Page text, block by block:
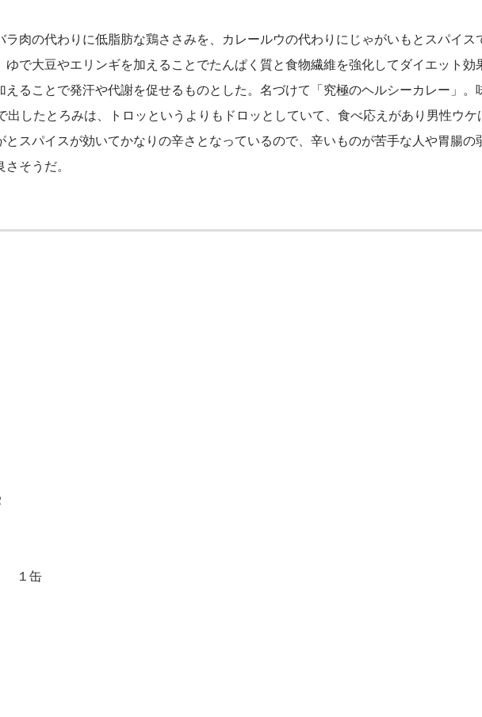
肉の代わりに低脂肪な鶏ささみを、カレールウの代わりにじゃがいもとスパイス
で大豆やエリンギを加えることでたんぱく質と食物繊維を強化してダイエット効
ることで発汗や代謝を促せるものとした。名づけて「究極のヘルシーカレー」。
出したとろみは、トロッというよりもドロッとしていて、食べ応えがあり男性ウケ
スパイスが効いてかなりの辛さとなっているので、辛いものが苦手な人や胃腸の
そうだ。
１缶